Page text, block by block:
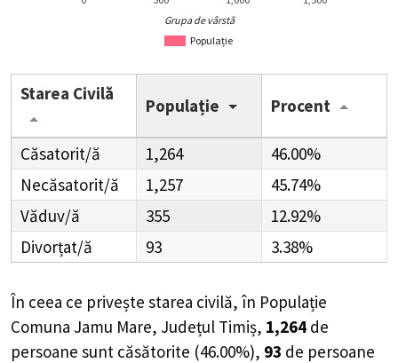
Populație
Grupa de vârstă
Starea Civilă
Populație Procent
Căsatorit/ă 1,264
46.00%
Necăsatorit/ă
1,257
45.74%
Văduv/ă
355
12.92%
Divorțat/ă
93 3.38%
În ceea ce privește starea civilă, în Populație
Comuna Jamu Mare, Județul Timiș, 1,264 de
persoane sunt căsătorite (46.00%), 93 de persoane